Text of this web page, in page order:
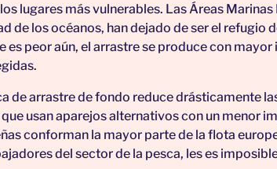
lugares más vulnerables. Las Áreas
de los océanos, han dejado de ser el refugio
es peor aún, el arrastre se produce con mayor
de arrastre de fondo reduce drásticamente
usan aparejos alternativos con un menor
conforman la mayor parte de la flota
del sector de la pesca, les es